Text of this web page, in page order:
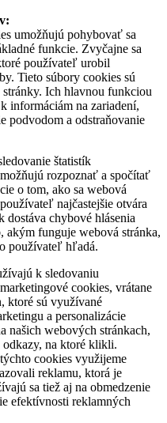
umožňujú pohybovať sa
funkcie. Zvyčajne sa
používateľ urobil
Tieto súbory cookies sú
Ich hlavnou funkciou
informáciám na zariadení,
podvodom a odstraňovanie
štatistík
rozpoznať a spočítať
o tom, ako sa webová
najčastejšie otvára
chybové hlásenia
akým funguje webová stránka,
používateľ hľadá.
k sledovaniu
cookies, vrátane
ktoré sú využívané
a personalizácie
našich webových stránkach,
na ktoré klikli.
cookies využijeme
reklamu, ktorá je
sa tiež aj na obmedzenie
efektívnosti reklamných